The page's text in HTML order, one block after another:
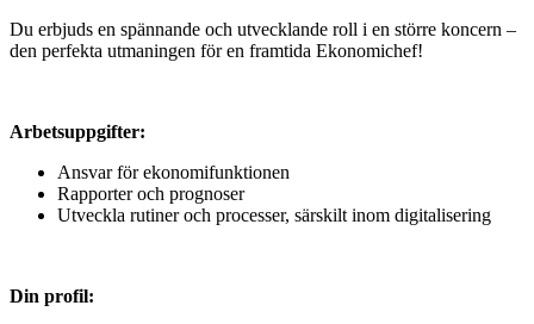
Du erbjuds en spännande och utvecklande roll i en större koncern –
den perfekta utmaningen för en framtida Ekonomichef!
Arbetsuppgifter:
Ansvar för ekonomifunktionen
Rapporter och prognoser
Utveckla rutiner och processer, särskilt inom digitalisering
Din profil: